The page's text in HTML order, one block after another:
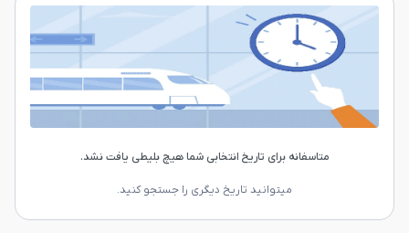
متاسفانه برای تاریخ انتخابی شما هیچ بلیطی یافت نشد.
میتوانید تاریخ دیگری را جستجو کنید.